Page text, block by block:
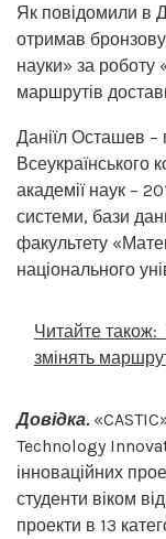
Як повідомили в
отримав бронзову
науки» за роботу
маршрутів
Даніїл Осташев
Всеукраїнського
академії наук –
системи, бази
факультету
національного
Читайте також:
змінять
Довідка.
Technology
інноваційних
студенти віком
проекти в 13